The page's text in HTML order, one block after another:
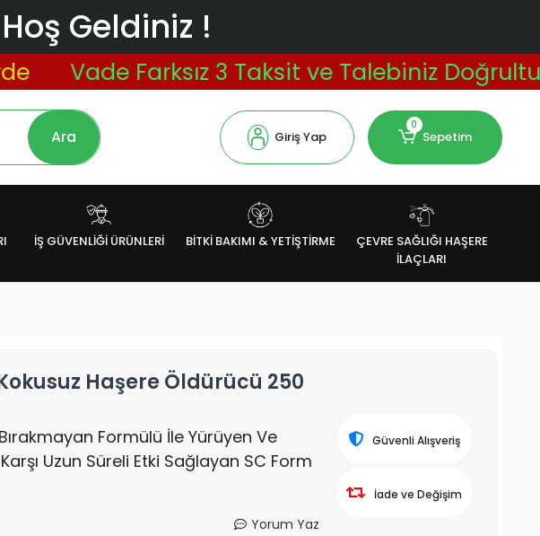
Geldiniz !
Farksız 3 Taksit ve Talebiniz
Ara Giriş Yap
0
Sepetim
İŞ GÜVENLİĞİ ÜRÜNLERİ BİTKİ BAKIMI & YETİŞTİRME
ÇEVRE SAĞLIĞI HAŞERE
İLAÇLARI
Haşere Öldürücü 250
Formülü İle Yürüyen Ve
Uzun Süreli Etki Sağlayan SC Form
Yorum Yaz
Güvenli Alışveriş
İade ve Değişim